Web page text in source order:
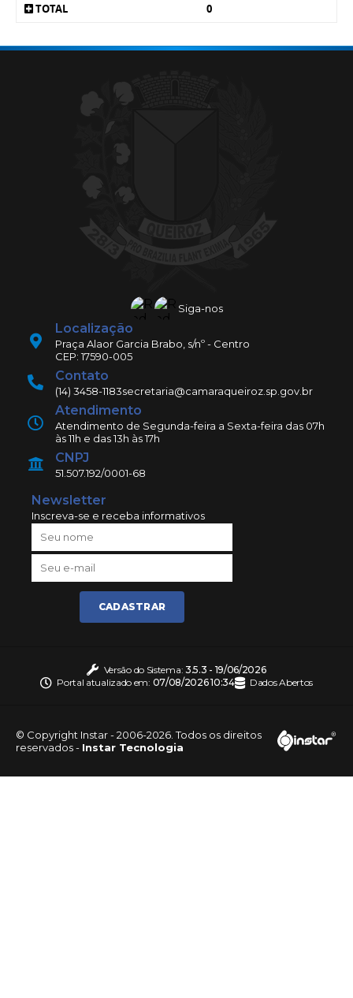
TOTAL 0
Siga-nos
Localização
Praça Alaor Garcia Brabo, s/nº - Centro
CEP: 17590-005
Contato
(14) 3458-1183secretaria@camaraqueiroz.sp.gov.br
Atendimento
Atendimento de Segunda-feira a Sexta-feira das 07h
às 11h e das 13h às 17h
CNPJ
51.507.192/0001-68
Newsletter
Inscreva-se e receba informativos
CADASTRAR
Versão do Sistema: 3.5.3 - 19/06/2026
Portal atualizado em: 07/08/2026 10:34 Dados Abertos
© Copyright Instar - 2006-2026. Todos os direitos
reservados - Instar Tecnologia